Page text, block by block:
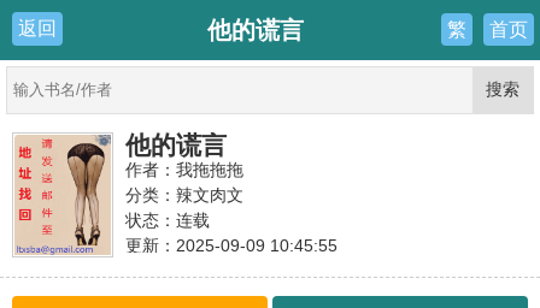
返回 他的谎言 繁 首页
他的谎言
作者：我拖拖拖
分类：辣文肉文
状态：连载
更新：2025-09-09 10:45:55